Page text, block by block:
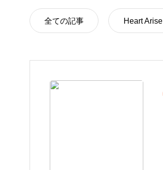
全ての記事 Heart Arise